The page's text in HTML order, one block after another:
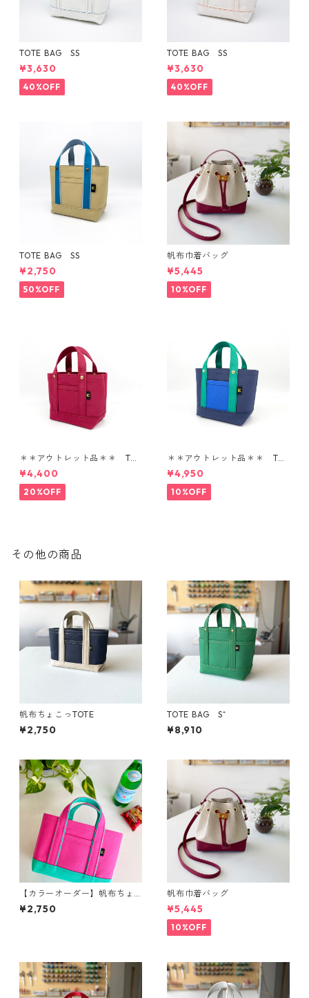
TOTE BAG SS
¥3,630
40%OFF
TOTE BAG SS
¥3,630
40%OFF
TOTE BAG SS
¥2,750
50%OFF
帆布巾着バッグ
¥5,445
10%OFF
＊＊アウトレット品＊＊ TOT
E BAG SS
¥4,400
20%OFF
＊＊アウトレット品＊＊ TOT
E BAG SS
¥4,950
10%OFF
その他の商品
帆布ちょこっTOTE
¥2,750
TOTE BAG S⁺
¥8,910
【カラーオーダー】帆布ちょ
こっTOTE
¥2,750
帆布巾着バッグ
¥5,445
10%OFF